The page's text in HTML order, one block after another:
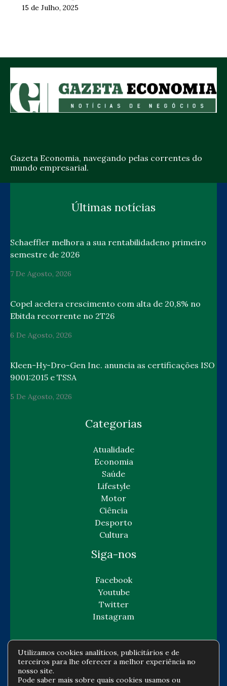
15 de Julho, 2025
Gazeta Economia, navegando pelas correntes do
mundo empresarial.
Últimas notícias
Schaeffler melhora a sua rentabilidadeno primeiro
semestre de 2026
7 De Agosto, 2026
Copel acelera crescimento com alta de 20,8% no
Ebitda recorrente no 2T26
6 De Agosto, 2026
Kleen-Hy-Dro-Gen Inc. anuncia as certificações ISO
9001:2015 e TSSA
5 De Agosto, 2026
Categorias
Atualidade
Economia
Saúde
Lifestyle
Motor
Ciência
Desporto
Cultura
Siga-nos
Facebook
Youtube
Twitter
Instagram
Copyright © Todos os direitos reservados -
gazetaeconomia.com
Utilizamos cookies analíticos, publicitários e de
terceiros para lhe oferecer a melhor experiência no
nosso site.
Pode saber mais sobre quais cookies usamos ou